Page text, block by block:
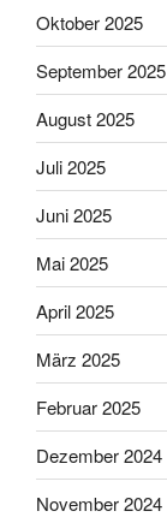
Oktober 2025
September 2025
August 2025
Juli 2025
Juni 2025
Mai 2025
April 2025
März 2025
Februar 2025
Dezember 2024
November 2024